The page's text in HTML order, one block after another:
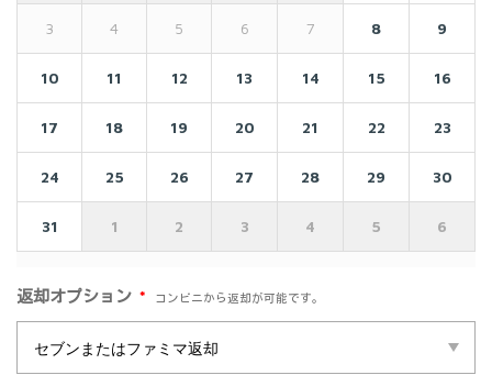
3 4 5 6 7 8 9
10 11 12 13 14 15 16
17 18 19 20 21 22 23
24 25 26 27 28 29 30
31 1 2 3 4 5 6
返却オプション * コンビニから返却が可能です。